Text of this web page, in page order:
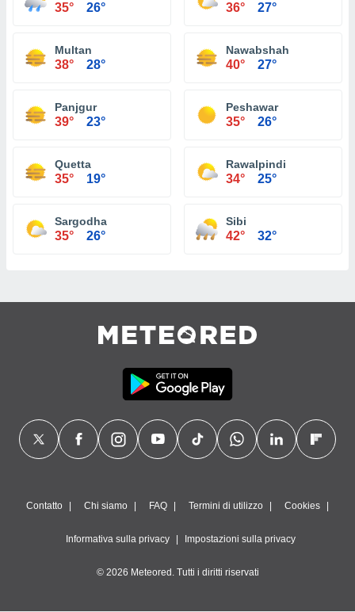
35° 26° 36° 27°
Multan
38° 28°
Nawabshah
40° 27°
Panjgur
39° 23°
Peshawar
35° 26°
Quetta
35° 19°
Rawalpindi
34° 25°
Sargodha
35° 26°
Sibi
42° 32°
Contatto Chi siamo FAQ Termini di utilizzo Cookies
Informativa sulla privacy Impostazioni sulla privacy
© 2026 Meteored. Tutti i diritti riservati